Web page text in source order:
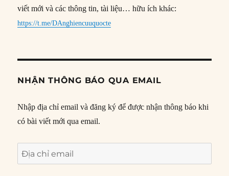
viết mới và các thông tin, tài liệu… hữu ích khác:
https://t.me/DAnghiencuuquocte
NHẬN THÔNG BÁO QUA EMAIL
Nhập địa chỉ email và đăng ký để được nhận thông báo khi
có bài viết mới qua email.
Địa
chỉ